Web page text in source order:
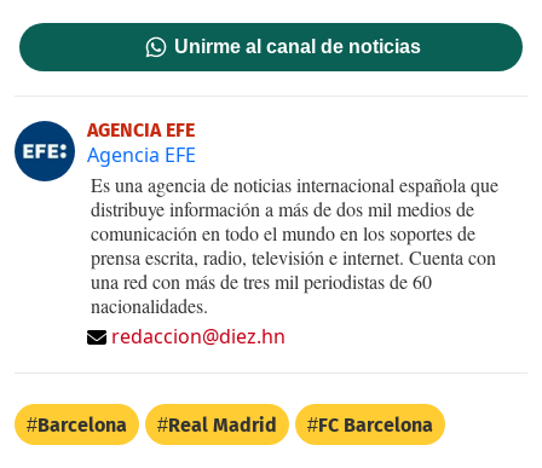
Unirme al canal de noticias
AGENCIA EFE
Agencia EFE
Es una agencia de noticias internacional española que
distribuye información a más de dos mil medios de
comunicación en todo el mundo en los soportes de
prensa escrita, radio, televisión e internet. Cuenta con
una red con más de tres mil periodistas de 60
nacionalidades.
redaccion@diez.hn
Barcelona Real Madrid FC Barcelona